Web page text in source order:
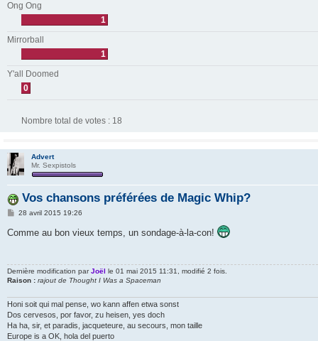
Ong Ong
1
Mirrorball
1
Y'all Doomed
0
Nombre total de votes : 18
Advert
Mr. Sexpistols
Vos chansons préférées de Magic Whip?
M
s
e
28 avril 2015 19:26
Comme au bon vieux temps, un sondage-à-la-con!
Dernière modification parJoël le 01 mai 2015 11:31, modifié 2 fois.
Raison : rajout de Thought I Was a Spaceman
Honi soit qui mal pense, wo kann affen etwa sonst
Dos cervesos, por favor, zu heisen, yes doch
Ha ha, sir, et paradis, jacqueteure, au secours, mon taille
Europe is a OK, hola del puerto